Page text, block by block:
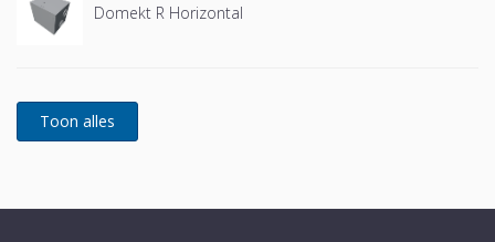
Domekt R Horizontal